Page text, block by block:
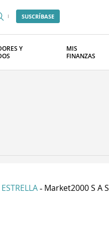
SUSCRÍBASE
Y
MIS
FINANZAS
- Market2000 S A S